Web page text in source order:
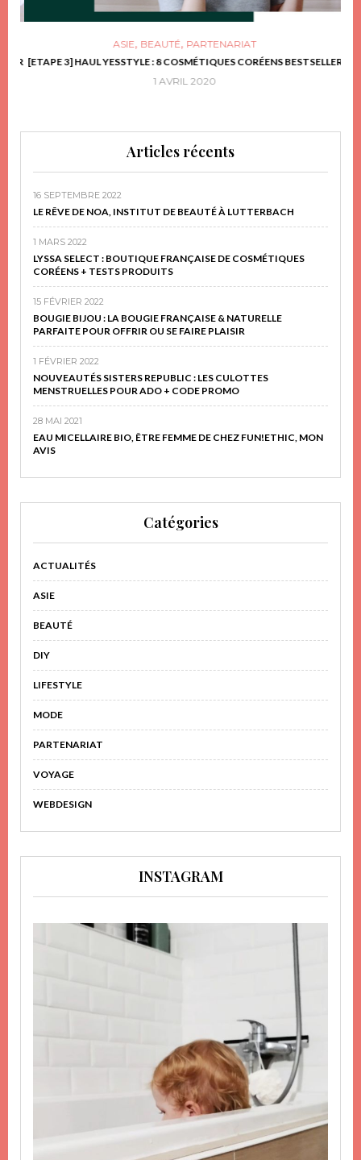
ASIE,BEAUTÉ,PARTENARIAT
[ETAPE 3] HAUL YESSTYLE : 8 COSMÉTIQUES CORÉENS BESTSELLER
1 AVRIL 2020
Articles récents
16 SEPTEMBRE 2022
LE RÊVE DE NOA, INSTITUT DE BEAUTÉ À LUTTERBACH
1 MARS 2022
LYSSA SELECT : BOUTIQUE FRANÇAISE DE COSMÉTIQUES
CORÉENS + TESTS PRODUITS
15 FÉVRIER 2022
BOUGIE BIJOU : LA BOUGIE FRANÇAISE & NATURELLE
PARFAITE POUR OFFRIR OU SE FAIRE PLAISIR
1 FÉVRIER 2022
NOUVEAUTÉS SISTERS REPUBLIC : LES CULOTTES
MENSTRUELLES POUR ADO + CODE PROMO
28 MAI 2021
EAU MICELLAIRE BIO, ÊTRE FEMME DE CHEZ FUN!ETHIC, MON
AVIS
Catégories
ACTUALITÉS
ASIE
BEAUTÉ
DIY
LIFESTYLE
MODE
PARTENARIAT
VOYAGE
WEBDESIGN
INSTAGRAM